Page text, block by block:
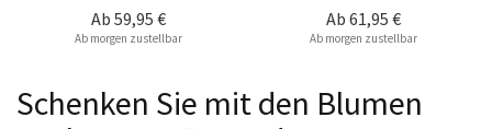
Ab 59,95 €
Ab morgen zustellbar
Ab 61,95 €
Ab morgen zustellbar
Schenken Sie mit den Blumen